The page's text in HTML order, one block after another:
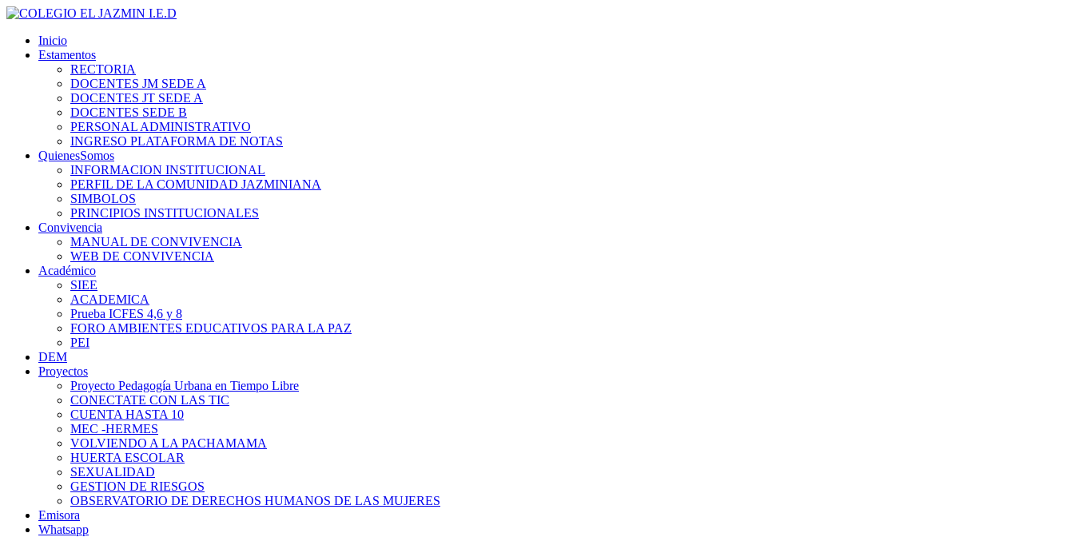
Inicio
Estamentos
RECTORIA
DOCENTES JM SEDE A
DOCENTES JT SEDE A
DOCENTES SEDE B
PERSONAL ADMINISTRATIVO
INGRESO PLATAFORMA DE NOTAS
QuienesSomos
INFORMACION INSTITUCIONAL
PERFIL DE LA COMUNIDAD JAZMINIANA
SIMBOLOS
PRINCIPIOS INSTITUCIONALES
Convivencia
MANUAL DE CONVIVENCIA
WEB DE CONVIVENCIA
Académico
SIEE
ACADEMICA
Prueba ICFES 4,6 y 8
FORO AMBIENTES EDUCATIVOS PARA LA PAZ
PEI
DEM
Proyectos
Proyecto Pedagogía Urbana en Tiempo Libre
CONECTATE CON LAS TIC
CUENTA HASTA 10
MEC -HERMES
VOLVIENDO A LA PACHAMAMA
HUERTA ESCOLAR
SEXUALIDAD
GESTION DE RIESGOS
OBSERVATORIO DE DERECHOS HUMANOS DE LAS MUJERES
Emisora
Whatsapp